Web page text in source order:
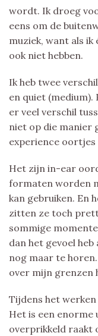
wordt. Ik droeg
eens om de
muziek, want als
ook niet hebben.
Ik heb twee
en quiet (medium).
er veel verschil
niet op die manier
experience oortjes
Het zijn in-ear
formaten worden
kan gebruiken. En
zitten ze toch
sommige
dan het gevoel
nog maar te
over mijn grenzen
Tijdens het
Het is een enorme
overprikkeld raakt